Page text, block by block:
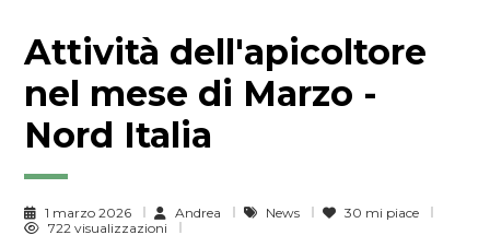
Attività dell'apicoltore
nel mese di Marzo -
Nord Italia
1 marzo 2026 Andrea News 30 mi piace
722 visualizzazioni